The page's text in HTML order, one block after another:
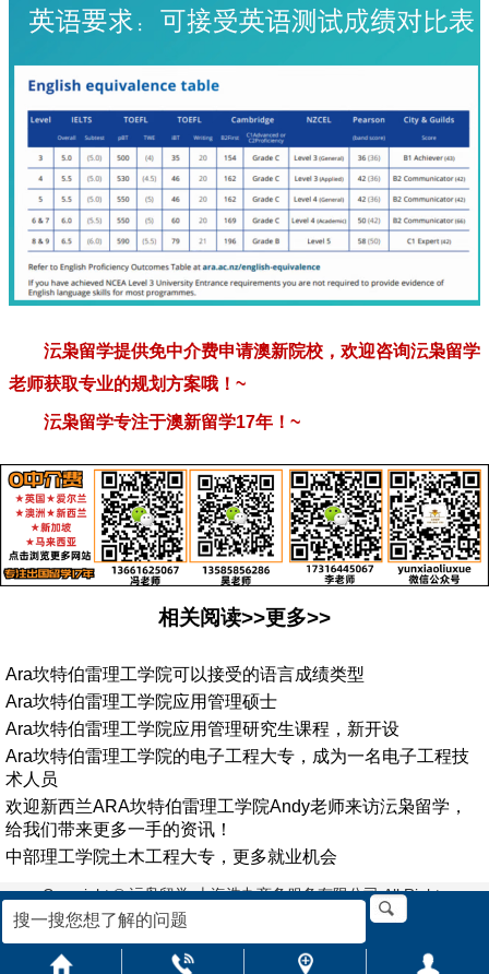
沄枭留学提供免中介费申请澳新院校，欢迎咨询沄枭留学
老师获取专业的规划方案哦！ ~
沄枭留学专注于澳新留学17年！ ~
相关阅读>>更多>>
Ara坎特伯雷理工学院可以接受的语言成绩类型
Ara坎特伯雷理工学院应用管理硕士
Ara坎特伯雷理工学院应用管理研究生课程，新开设
Ara坎特伯雷理工学院的电子工程大专，成为一名电子工程技
术人员
欢迎新西兰ARA坎特伯雷理工学院Andy老师来访沄枭留学，
给我们带来更多一手的资讯！
中部理工学院土木工程大专，更多就业机会
Copyright © 沄枭留学-上海浩九商务服务有限公司 All Rights
Reserved. 沪ICP备2021027947号-5
地址:上海市浦东新区栖霞路33号2楼